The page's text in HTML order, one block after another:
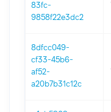
83fc-
9858f22e3dc2
8dfcc049-
cf33-45b6-
af52-
a20b7b31c12c